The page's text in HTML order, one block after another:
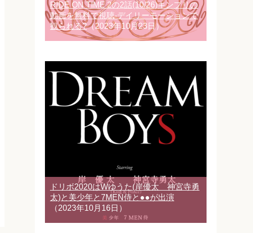
RIDE ON TIME 2の2話(10/26)キンプリの
動画を無料で視聴-デイリーモーションで
観られる?（2023年10月23日）
ドリボ2020はWゆうた(岸優太 神宮寺勇
太)と美少年と7MEN侍と●●が出演
（2023年10月16日）